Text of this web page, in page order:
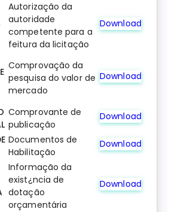
Autorização da
autoridade
competente para a
feitura da licitação
Download
Comprovação da
pesquisa do valor de
mercado
Download
Comprovante de
publicação
Download
Documentos de
Habilitação
Download
Informação da
exist¿ncia de
dotação
orçamentária
Download